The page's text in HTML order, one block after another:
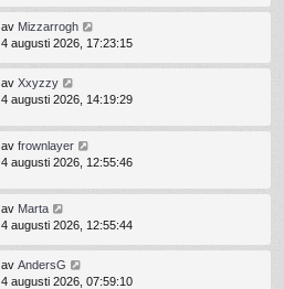
av Mizzarrogh
4 augusti 2026, 17:23:15
av Xxyzzy
4 augusti 2026, 14:19:29
av frownlayer
4 augusti 2026, 12:55:46
av Marta
4 augusti 2026, 12:55:44
av AndersG
4 augusti 2026, 07:59:10